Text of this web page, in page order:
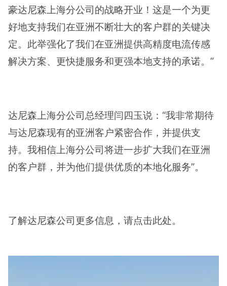
豪达尼森上海分公司的战略开业！这是一个为更
好地支持我们在亚洲不断壮大的客户群的关键决
定。此举强化了我们在亚洲提供高精度电流传感
解决方案、更快捷服务和更强本地支持的承诺。”
达尼森上海分公司总经理闫四玉说：“我非常期待
与达尼森现有的亚洲客户紧密合作，并提供支
持。我相信上海分公司将进一步扩大我们在亚洲
的客户群，并为他们提供优质的本地化服务”。
了解达尼森公司更多信息，请点击此处。